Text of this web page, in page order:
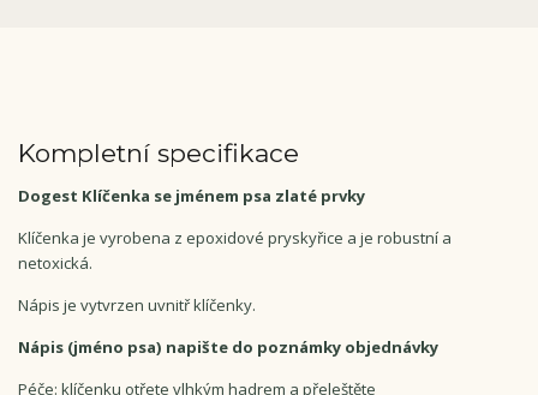
Kompletní specifikace
Dogest Klíčenka se jménem psa zlaté prvky
Klíčenka je vyrobena z epoxidové pryskyřice a je robustní a
netoxická.
Nápis je vytvrzen uvnitř klíčenky.
Nápis (jméno psa) napište do poznámky objednávky
Péče: klíčenku otřete vlhkým hadrem a přeleštěte